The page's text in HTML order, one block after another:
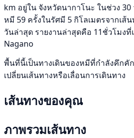
km อยู่ใน จังหวัดนากาโนะ ในช่วง
หมี 59 ครั้งในรัศมี 5 กิโลเมตรจากเส้
วันล่าสุด รายงานล่าสุดคือ 11ชั่วโมง
Nagano
พื้นที่นี้เป็นทางเดินของหมีที่กำลังคึกคั
เปลี่ยนเส้นทางหรือเลื่อนการเดินทาง
เส้นทางของคุณ
ภาพรวมเส้นทาง